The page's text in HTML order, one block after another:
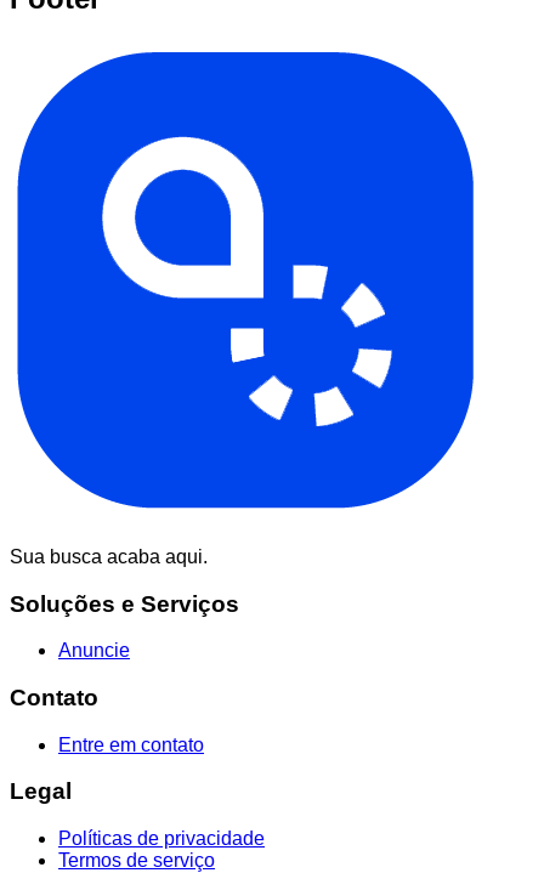
Sua busca acaba aqui.
Soluções e Serviços
Anuncie
Contato
Entre em contato
Legal
Políticas de privacidade
Termos de serviço